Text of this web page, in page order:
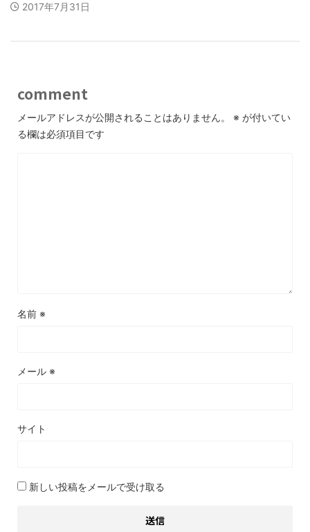
2017年7月31日
comment
メールアドレスが公開されることはありません。 ※ が付いてい
る欄は必須項目です
名前 ※
メール ※
サイト
新しい投稿をメールで受け取る